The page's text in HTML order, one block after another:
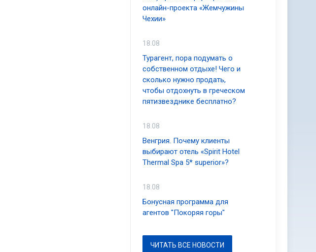
онлайн-проекта «Жемчужины
Чехии»
18.08
Турагент, пора подумать о
собственном отдыхе! Чего и
сколько нужно продать,
чтобы отдохнуть в греческом
пятизвезднике бесплатно?
18.08
Венгрия. Почему клиенты
выбирают отель «Spirit Hotel
Thermal Spa 5* superior»?
18.08
Бонусная программа для
агентов "Покоряя горы"
ЧИТАТЬ ВСЕ НОВОСТИ